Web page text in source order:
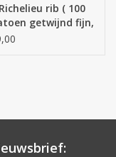
rib ( 100
getwijnd fijn,
garen,